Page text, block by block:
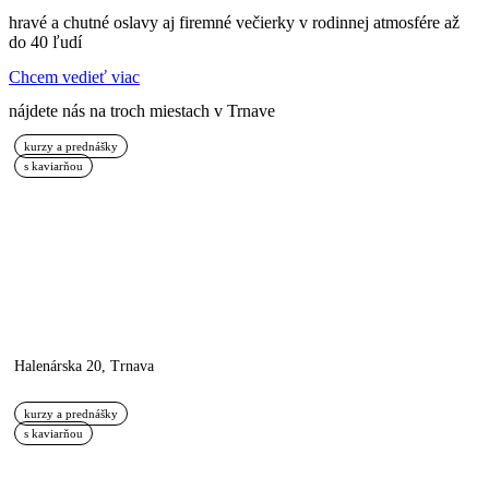
hravé a chutné oslavy aj firemné večierky v rodinnej atmosfére až
do 40 ľudí
Chcem vedieť viac
nájdete nás na troch miestach v Trnave
kurzy a prednášky
s kaviarňou
Halenárska 20, Trnava
kurzy a prednášky
s kaviarňou